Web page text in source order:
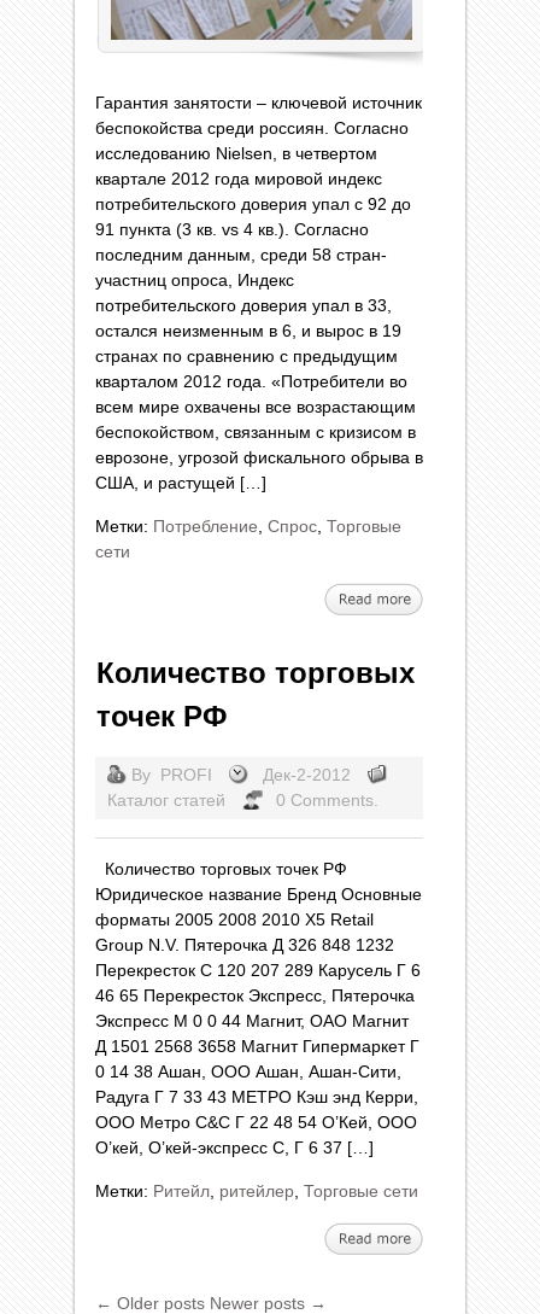
Гарантия занятости – ключевой источник
беспокойства среди россиян. Согласно
исследованию Nielsen, в четвертом
квартале 2012 года мировой индекс
потребительского доверия упал с 92 до
91 пункта (3 кв. vs 4 кв.). Согласно
последним данным, среди 58 стран-
участниц опроса, Индекс
потребительского доверия упал в 33,
остался неизменным в 6, и вырос в 19
странах по сравнению с предыдущим
кварталом 2012 года. «Потребители во
всем мире охвачены все возрастающим
беспокойством, связанным с кризисом в
еврозоне, угрозой фискального обрыва в
США, и растущей […]
Метки: Потребление Спрос Торговые
сети
Количество торговых
точек РФ
By PROFI
Дек-2-2012
Каталог статей
0 Comments.
Количество торговых точек РФ
Юридическое название Бренд Основные
форматы 2005 2008 2010 X5 Retail
Group N.V. Пятерочка Д 326 848 1232
Перекресток С 120 207 289 Карусель Г 6
46 65 Перекресток Экспресс, Пятерочка
Экспресс М 0 0 44 Магнит, ОАО Магнит
Д 1501 2568 3658 Магнит Гипермаркет Г
0 14 38 Ашан, ООО Ашан, Ашан-Сити,
Радуга Г 7 33 43 МЕТРО Кэш энд Керри,
ООО Метро C&С Г 22 48 54 О’Кей, ООО
О’кей, О’кей-экспресс С, Г 6 37 […]
Метки: Ритейл ритейлер Торговые сети
← Older posts Newer posts →